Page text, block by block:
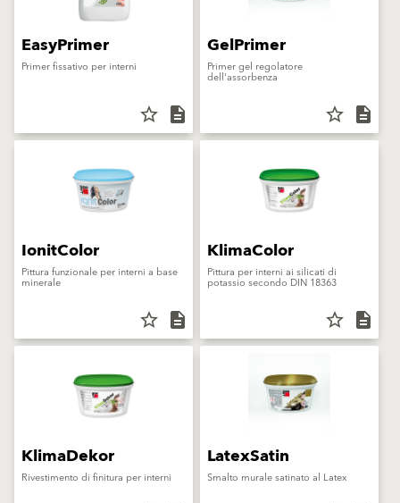
EasyPrimer
Primer fissativo per interni
star_border description
GelPrimer
Primer gel regolatore
dell'assorbenza
star_border description
IonitColor
Pittura funzionale per interni a base
minerale
star_border description
KlimaColor
Pittura per interni ai silicati di
potassio secondo DIN 18363
star_border description
KlimaDekor
Rivestimento di finitura per interni
LatexSatin
Smalto murale satinato al Latex